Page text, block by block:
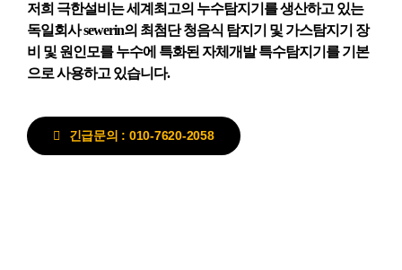
저희 극한설비는 세계최고의 누수탐지기를 생산하고 있는
독일회사 sewerin의 최첨단 청음식 탐지기 및 가스탐지기 장
비 및 원인모를 누수에 특화된 자체개발 특수탐지기를 기본
으로 사용하고 있습니다.
긴급문의 : 010-7620-2058